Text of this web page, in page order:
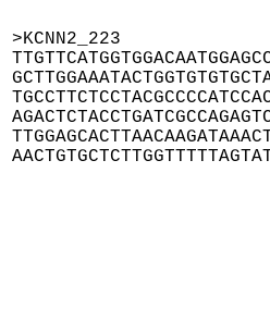
>KCNN2_223